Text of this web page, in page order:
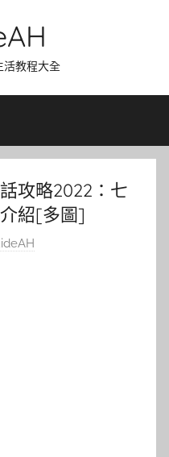
活教程大全
攻略2022：七
紹[多圖]